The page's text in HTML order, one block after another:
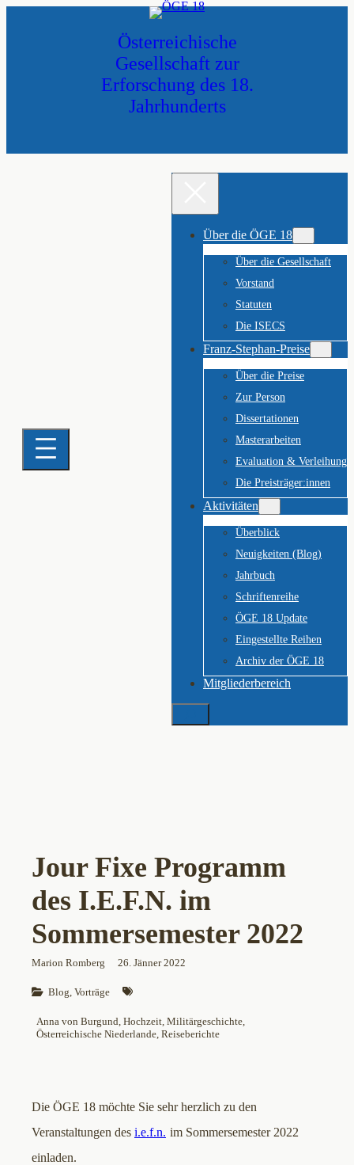
Österreichische
Gesellschaft zur
Erforschung des 18.
Jahrhunderts
Über die ÖGE 18
Über die Gesellschaft
Vorstand
Statuten
Die ISECS
Franz-Stephan-Preise
Über die Preise
Zur Person
Dissertationen
Masterarbeiten
Evaluation & Verleihung
Die Preisträger:innen
Aktivitäten
Überblick
Neuigkeiten (Blog)
Jahrbuch
Schriftenreihe
ÖGE 18 Update
Eingestellte Reihen
Archiv der ÖGE 18
Mitgliederbereich
Suchen
Jour Fixe Programm
des I.E.F.N. im
Sommersemester 2022
Marion Romberg 26. Jänner 2022
Blog, Vorträge
Anna von Burgund, Hochzeit, Militärgeschichte
Österreichische Niederlande, Reiseberichte
Die ÖGE 18 möchte Sie sehr herzlich zu den
Veranstaltungen des i.e.f.n. im Sommersemester 2022
einladen.